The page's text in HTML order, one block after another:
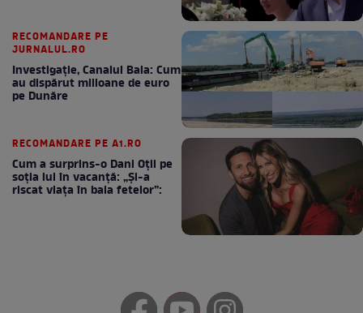
RECOMANDARE PE
JURNALUL.RO
Investigație, Canalul Bala: Cum
au dispărut milioane de euro
pe Dunăre
RECOMANDARE PE A1.RO
Cum a surprins-o Dani Oțil pe
soția lui în vacanță: „Și-a
riscat viața în baia fetelor”: